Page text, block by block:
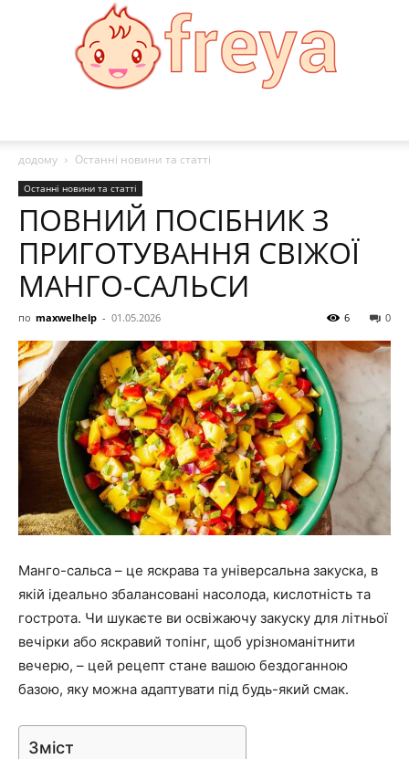
додому
Останні новини та статті
Останні новини та статті
ПОВНИЙ ПОСІБНИК З
ПРИГОТУВАННЯ СВІЖОЇ
МАНГО-САЛЬСИ
по maxwelhelp - 01.05.2026 0
6
Манго-сальса – це яскрава та універсальна закуска, в
якій ідеально збалансовані насолода, кислотність та
гострота. Чи шукаєте ви освіжаючу закуску для літньої
вечірки або яскравий топінг, щоб урізноманітнити
вечерю, – цей рецепт стане вашою бездоганною
базою, яку можна адаптувати під будь-який смак.
Зміст